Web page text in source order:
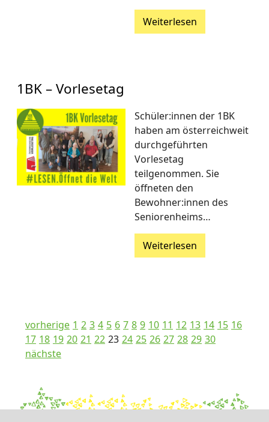
Weiterlesen
1BK – Vorlesetag
Schüler:innen der 1BK
haben am österreichweit
durchgeführten
Vorlesetag
teilgenommen. Sie
öffneten den
Bewohner:innen des
Seniorenheims…
Weiterlesen
vorherige 1 2 3 4 5 6 7 8 9 10 11 12 13 14 15 16
17 18 19 20 21 22 23 24 25 26 27 28 29 30
nächste